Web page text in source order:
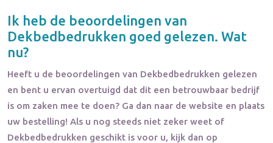
Ik heb de beoordelingen van
Dekbedbedrukken goed gelezen. Wat
nu?
Heeft u de beoordelingen van Dekbedbedrukken gelezen
en bent u ervan overtuigd dat dit een betrouwbaar bedrijf
is om zaken mee te doen? Ga dan naar de website en plaats
uw bestelling! Als u nog steeds niet zeker weet of
Dekbedbedrukken geschikt is voor u, kijk dan op